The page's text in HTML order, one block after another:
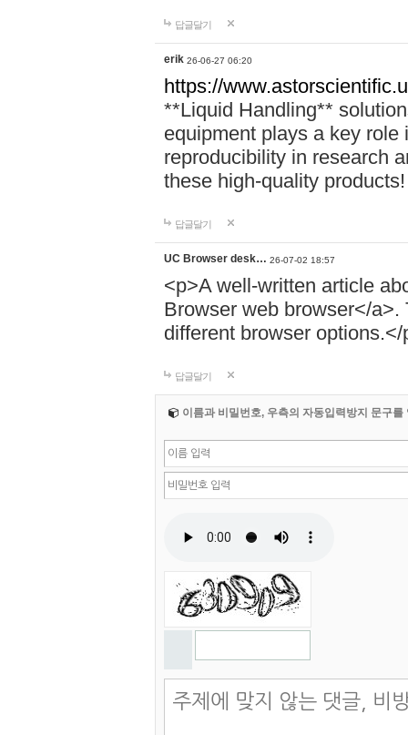
답글달기
erik 26-06-27 06:20
https://
**Liquid Handling**
equipment plays a key role
reproducibility in research
these high-quality products!
답글달기
UC Browser desk… 26-07-02 18:57
<p>A well-written article
Browser web browser</
different browser options.</
답글달기
이름과 비밀번호, 우측의 자동입력방지 문구를